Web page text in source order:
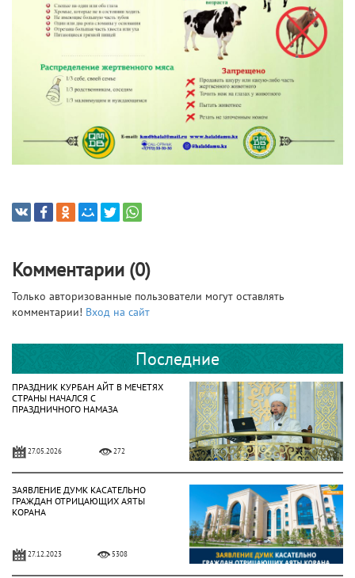
Комментарии (0)
Только авторизованные пользователи могут оставлять
комментарии! Вход на сайт
Последние
ПРАЗДНИК КУРБАН АЙТ В МЕЧЕТЯХ
СТРАНЫ НАЧАЛСЯ С
ПРАЗДНИЧНОГО НАМАЗА
27.05.2026 272
ЗАЯВЛЕНИЕ ДУМК КАСАТЕЛЬНО
ГРАЖДАН ОТРИЦАЮЩИХ АЯТЫ
КОРАНА
27.12.2023 5308